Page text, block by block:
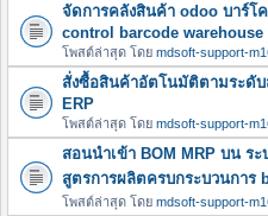
จัดการคลังสินค้า odoo บาร์โ
control barcode warehouse
โพสต์ล่าสุด โดย mdsoft-support-
สั่งซื้อสินค้าอัตโนมัติตามระดั
ERP
โพสต์ล่าสุด โดย mdsoft-support-
สอนนำเข้า BOM MRP บน ร
สูตรการผลิตครบกระบวนการ
โพสต์ล่าสุด โดย mdsoft-support-